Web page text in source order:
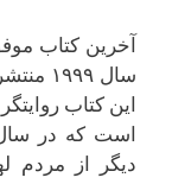
آخرين کتاب
سال
اين کتاب
ديگر از مردم